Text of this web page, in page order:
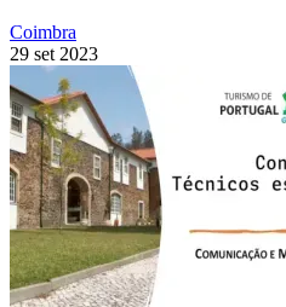
Coimbra
29 set 2023